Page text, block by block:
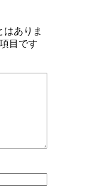
はありま
目です